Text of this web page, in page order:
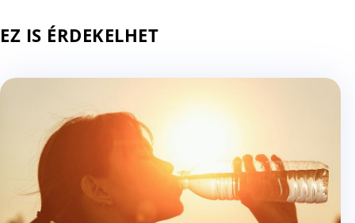
EZ IS ÉRDEKELHET